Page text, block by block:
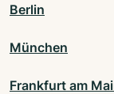
Berlin
München
Frankfurt am